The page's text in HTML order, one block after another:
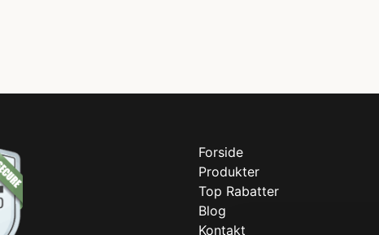
Forside
Produkter
Top Rabatter
Blog
Kontakt